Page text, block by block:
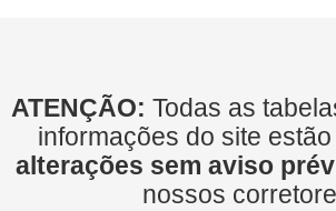
ATENÇÃO: Todas as
informações do site estão
alterações sem aviso
nossos